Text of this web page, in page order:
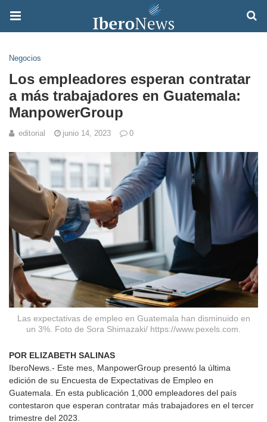
Negocios
Los empleadores esperan contratar
a más trabajadores en Guatemala:
ManpowerGroup
editorial junio 14, 2023 0
Las expectativas de empleo en Guatemala han disminuido en
un 3%. Foto de Sora Shimazaki/ https://www.pexels.com.
POR ELIZABETH SALINAS
IberoNews.- Este mes, ManpowerGroup presentó la última
edición de su Encuesta de Expectativas de Empleo en
Guatemala. En esta publicación 1,000 empleadores del país
contestaron que esperan contratar más trabajadores en el tercer
trimestre del 2023.